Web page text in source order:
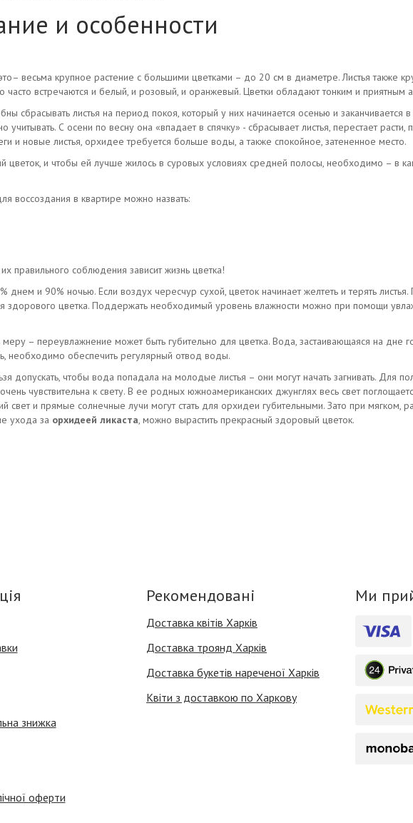
и особенности
весьма крупное растение с большими цветками – до 20 см в диаметре. Листья также
встречаются и белый, и розовый, и оранжевый. Цветки обладают тонким и приятным
сбрасывать листья на период покоя, который у них начинается осенью и заканчивается
С осени по весну она «впадает в спячку» - сбрасывает листья, перестает
и новые листья, орхидее требуется больше воды, а также спокойное, затененное место.
цветок, и чтобы ей лучше жилось в суровых условиях средней полосы, необходимо – в
воссоздания в квартире можно назвать:
правильного соблюдения зависит жизнь цветка!
и 90% ночью. Если воздух чересчур сухой, цветок начинает желтеть и терять
здорового цветка. Поддержать необходимый уровень влажности можно при помощи
– переувлажнение может быть губительно для цветка. Вода, застаивающаяся на дне
необходимо обеспечить регулярный отвод воды.
чтобы вода попадала на молодые листья – они могут начать загнивать. Для
чувствительна к свету. В ее родных южноамериканских джунглях весь свет
свет и прямые солнечные лучи могут стать для орхидеи губительными. Зато при мягком,
ухода за орхидеей ликаста, можно вырастить прекрасный здоровый цветок.
знижка
оферти
Рекомендовані
Доставка квітів Харків
Доставка троянд Харків
Доставка букетів нареченої Харків
Квіти з доставкою по Харкову
Ми